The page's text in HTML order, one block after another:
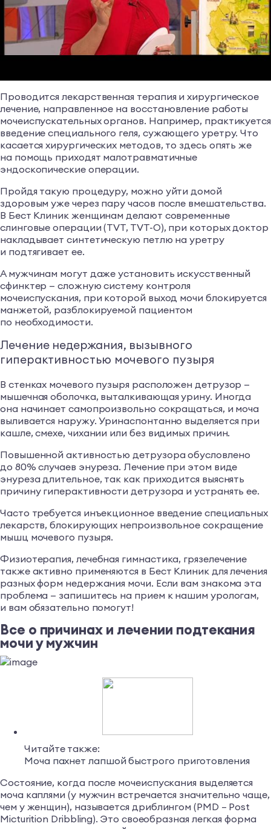
Проводится лекарственная терапия и хирургическое
лечение, направленное на восстановление работы
мочеиспускательных органов. Например, практикуется
введение специального геля, сужающего уретру. Что
касается хирургических методов, то здесь опять же
на помощь приходят малотравматичные
эндоскопические операции.
Пройдя такую процедуру, можно уйти домой
здоровым уже через пару часов после вмешательства.
В Бест Клиник женщинам делают современные
слинговые операции (TVT, TVT-O), при которых доктор
накладывает синтетическую петлю на уретру
и подтягивает ее.
А мужчинам могут даже установить искусственный
сфинктер — сложную систему контроля
мочеиспускания, при которой выход мочи блокируется
манжетой, разблокируемой пациентом
по необходимости.
Лечение недержания, вызывного
гиперактивностью мочевого пузыря
В стенках мочевого пузыря расположен детрузор —
мышечная оболочка, выталкивающая урину. Иногда
она начинает самопроизвольно сокращаться, и моча
выливается наружу. Уринаспонтанно выделяется при
кашле, смехе, чихании или без видимых причин.
Повышенной активностью детрузора обусловлено
до 80% случаев энуреза. Лечение при этом виде
энуреза длительное, так как приходится выяснять
причину гиперактивности детрузора и устранять ее.
Часто требуется инъекционное введение специальных
лекарств, блокирующих непроизвольное сокращение
мышц мочевого пузыря.
Физиотерапия, лечебная гимнастика, грязелечение
также активно применяются в Бест Клиник для лечения
разных форм недержания мочи. Если вам знакома эта
проблема — запишитесь на прием к нашим урологам,
и вам обязательно помогут!
Все о причинах и лечении подтекания
мочи у мужчин
Читайте также:
Моча пахнет лапшой быстрого приготовления
Состояние, когда после мочеиспускания выделяется
моча каплями (у мужчин встречается значительно чаще,
чем у женщин), называется дриблингом (PMD – Post
Micturition Dribbling). Это своеобразная легкая форма